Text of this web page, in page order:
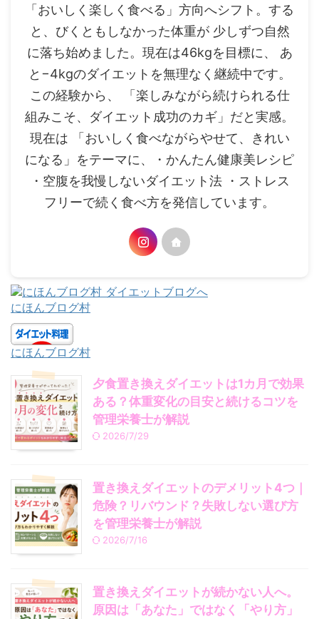
「おいしく楽しく食べる」方向へシフト。する
と、びくともしなかった体重が 少しずつ自然
に落ち始めました。現在は46kgを目標に、 あ
と−4kgのダイエットを無理なく継続中です。
この経験から、 「楽しみながら続けられる仕
組みこそ、ダイエット成功のカギ」だと実感。
現在は 「おいしく食べながらやせて、きれい
になる」をテーマに、・かんたん健康美レシピ
・空腹を我慢しないダイエット法 ・ストレス
フリーで続く食べ方を発信しています。
にほんブログ村
にほんブログ村
夕食置き換えダイエットは1カ月で効果
ある？体重変化の目安と続けるコツを
管理栄養士が解説
2026/7/29
置き換えダイエットのデメリット4つ｜
危険？リバウンド？失敗しない選び方
を管理栄養士が解説
2026/7/16
置き換えダイエットが続かない人へ。
原因は「あなた」ではなく「やり方」